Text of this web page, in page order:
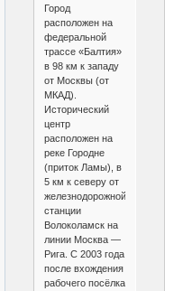
Город
расположен на
федеральной
трассе «Балтия»
в 98 км к западу
от Москвы (от
МКАД).
Исторический
центр
расположен на
реке Городне
(приток Ламы), в
5 км к северу от
железнодорожной
станции
Волоколамск на
линии Москва —
Рига. С 2003 года
после вхождения
рабочего посёлка